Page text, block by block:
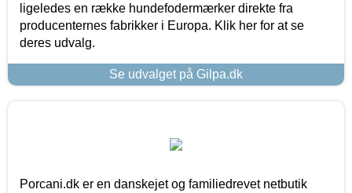
ligeledes en række hundefodermærker direkte fra
producenternes fabrikker i Europa. Klik her for at se
deres udvalg.
Se udvalget på Gilpa.dk
Porcani.dk er en danskejet og familiedrevet netbutik